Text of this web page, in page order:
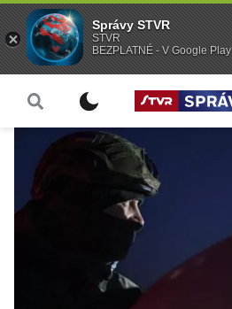
Správy STVR
STVR
BEZPLATNÉ - V Google Play